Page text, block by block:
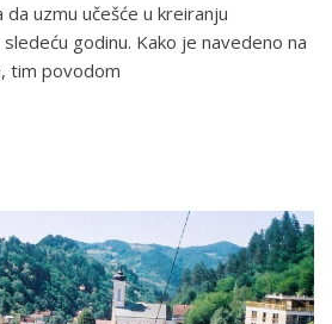
uzmu učešće u kreiranju
godinu. Kako je navedeno na
tim povodom